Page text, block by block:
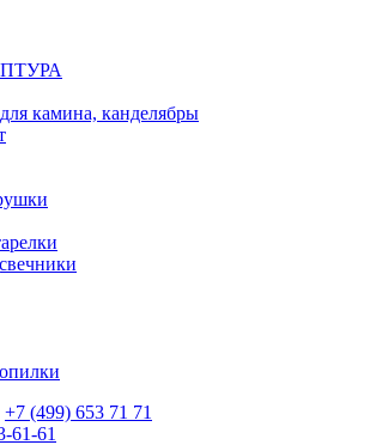
камина, канделябры
+7 (499) 653 71 71
61-61